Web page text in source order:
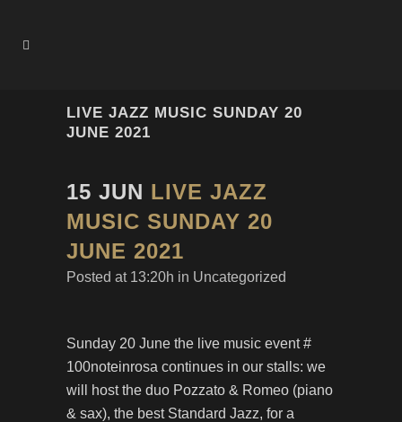
LIVE JAZZ MUSIC SUNDAY 20
JUNE 2021
15 JUN LIVE JAZZ
MUSIC SUNDAY 20
JUNE 2021
Posted at 13:20h in Uncategorized
Sunday 20 June the live music event #
100noteinrosa continues in our stalls: we
will host the duo Pozzato & Romeo (piano
& sax), the best Standard Jazz, for a